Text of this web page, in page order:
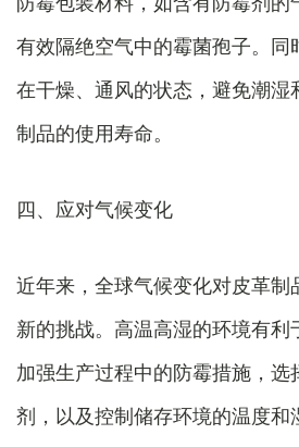
有效隔绝空气中的霉菌孢子。同
在干燥、通风的状态，避免潮湿
制品的使用寿命。
四、应对气候变化
近年来，全球气候变化对皮革制
新的挑战。高温高湿的环境有利
加强生产过程中的防霉措施，选
剂，以及控制储存环境的温度和